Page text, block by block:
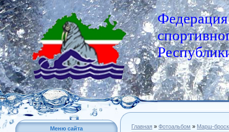
Федерация
Меню сайта Главная » Фотоальбом » Марш-